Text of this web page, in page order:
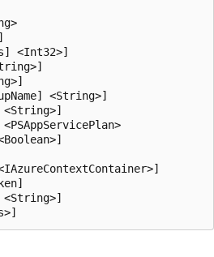
<Int32>]
<String>]